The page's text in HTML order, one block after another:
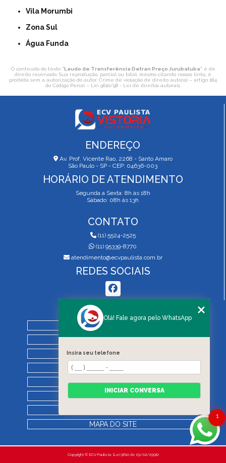
Vila Morumbi
Zona Sul
Água Funda
O conteúdo do texto "Laudo de Transferência Detran Preço Jurubatuba" é de
direito reservado. Sua reprodução, parcial ou total, mesmo citando nossos links, é
proibida sem a autorização do autor. Crime de violação de direito autoral – artigo 184
do Código Penal – Lei 9610/98 - Lei de direitos autorais.
ENDEREÇO
Av. Prof. Vicente Rao, 2268 - Santo Amaro
São Paulo - SP - CEP: 04636-003
HORÁRIO DE ATENDIMENTO
Segunda a Sexta: 8h às 18h
Sábado: 08h às 13h
CONTATO
(11) 5524-2525
(11) 95339-8770
atendimento@ecvpaulista.com.br
REDES SOCIAIS
MENU
QUEM SOMOS
SERVIÇOS
BLOG
REGRAS DE VISTORIA
MAPA DO SITE
Copyright © ECV Paulista. (Lei 9610 de 19/02/1998)
1
Olá! Fale agora pelo WhatsApp
Insira seu telefone
INICIAR CONVERSA